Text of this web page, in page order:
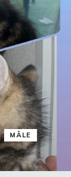
MÂLE